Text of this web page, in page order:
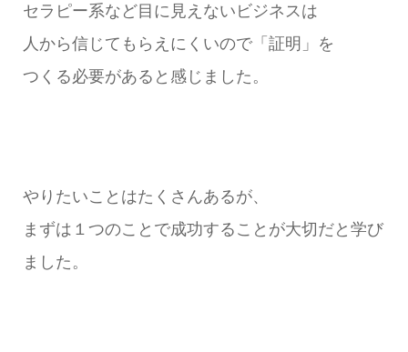
セラピー系など目に見えないビジネスは
人から信じてもらえにくいので「証明」を
つくる必要があると感じました。
やりたいことはたくさんあるが、
まずは１つのことで成功することが大切だと学び
ました。